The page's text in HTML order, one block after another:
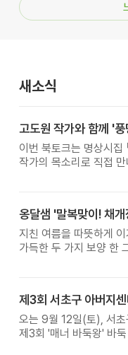
새소식
고도원 작가와 함께 '
이번 북토크는 명상시집
작가의 목소리로 직접
옹달샘 '말복맞이! 채개
지친 여름을 따뜻하게
가득한 두 가지 보양 한
오는 9월 12일(토), 서초
제3회 '매너 바둑왕' 바